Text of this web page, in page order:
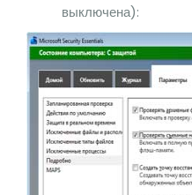
выключена):